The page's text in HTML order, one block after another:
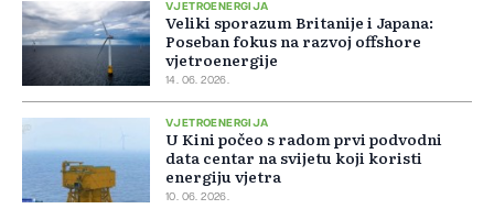
VJETROENERGIJA
Veliki sporazum Britanije i Japana:
Poseban fokus na razvoj offshore
vjetroenergije
14. 06. 2026.
VJETROENERGIJA
U Kini počeo s radom prvi podvodni
data centar na svijetu koji koristi
energiju vjetra
10. 06. 2026.